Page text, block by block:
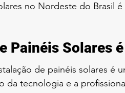
no Nordeste do Brasil
Painéis Solares
de painéis solares é
tecnologia e a